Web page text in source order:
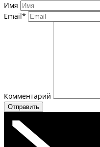
Имя
Email*
Комментарий
Отправить